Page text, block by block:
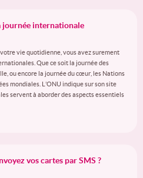
journée internationale
vie quotidienne, vous avez surement
Que ce soit la journée des
ou encore la journée du cœur, les Nations
mondiales. L’ONU indique sur son site
servent à aborder des aspects essentiels
vos cartes par SMS ?